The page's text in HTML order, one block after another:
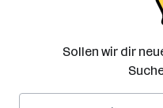
Sollen wir dir